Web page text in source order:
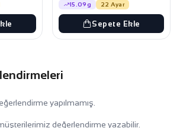
15.09g 22 Ayar
Sepete Ekle
yapılmamış.
değerlendirme yazabilir.